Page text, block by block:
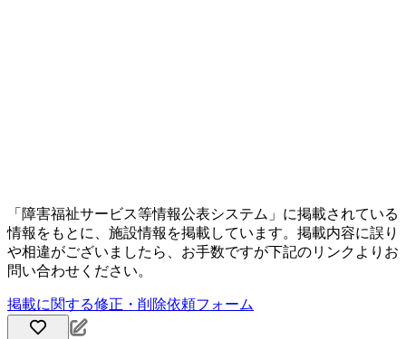
「障害福祉サービス等情報公表システム」に掲載されている
情報をもとに、施設情報を掲載しています。掲載内容に誤り
や相違がございましたら、お手数ですが下記のリンクよりお
問い合わせください。
掲載に関する修正・削除依頼フォーム